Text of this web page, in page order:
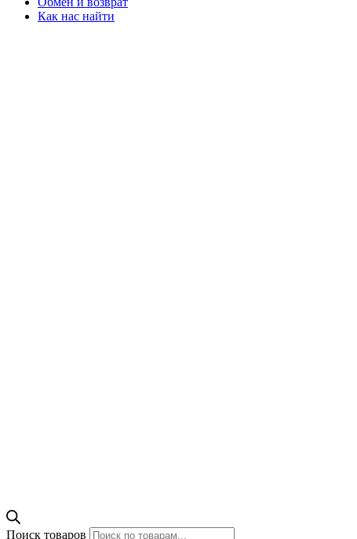
Как нас найти
Поиск товаров